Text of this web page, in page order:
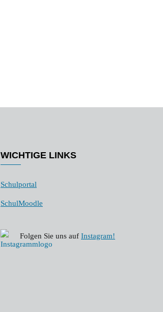
WICHTIGE LINKS
Schulportal
SchulMoodle
Folgen Sie uns auf Instagram!